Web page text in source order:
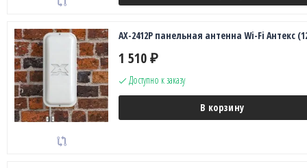
AX-2412P панельная антенна Wi-Fi Антекс
1 510 ₽
Доступно к заказу
В корзину